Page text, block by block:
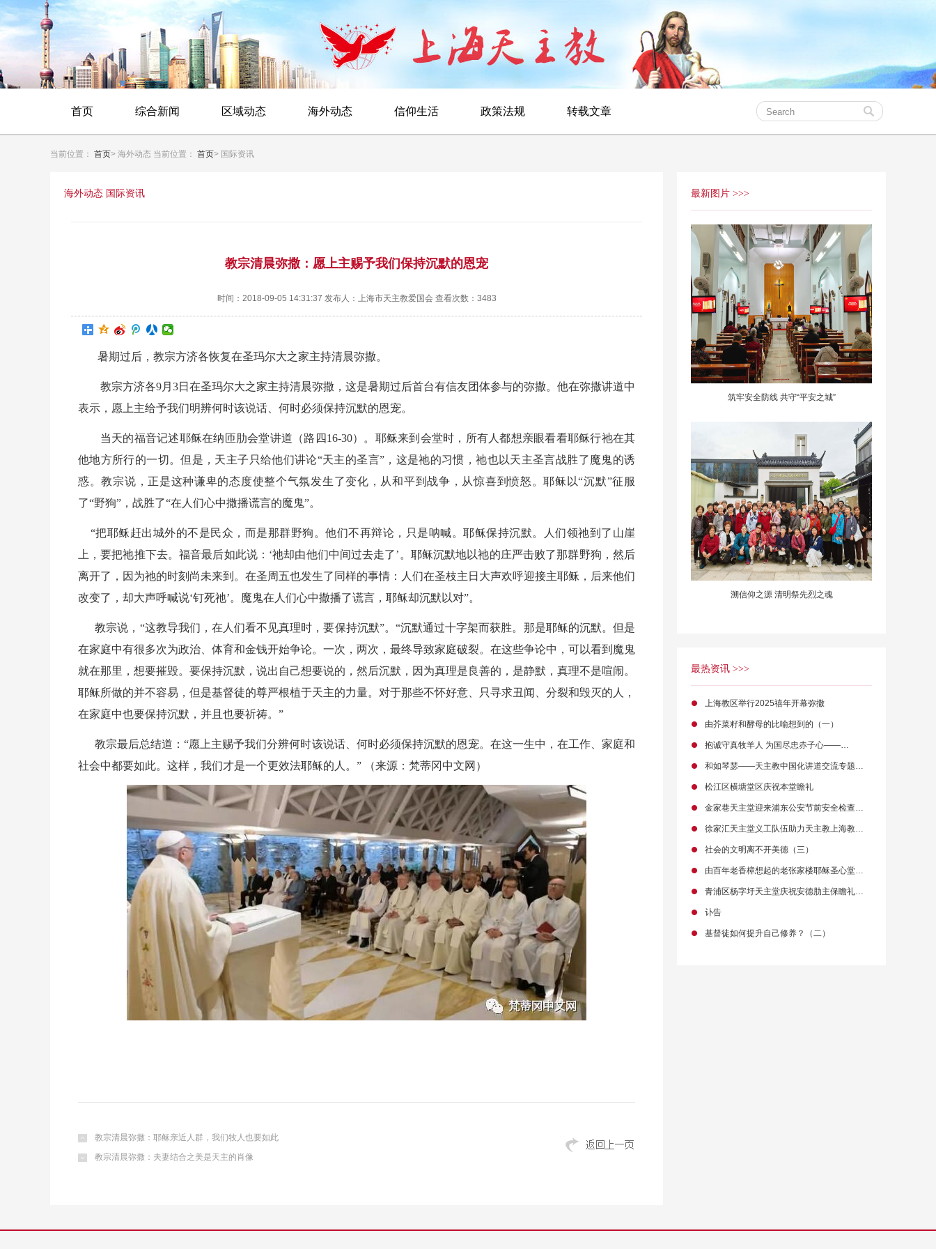
首页 综合新闻 区域动态 海外动态 信仰生活 政策法规 转载文章
当前位置： 首页> 海外动态 当前位置： 首页> 国际资讯
海外动态 国际资讯
教宗清晨弥撒：愿上主赐予我们保持沉默的恩宠
时间：2018-09-05 14:31:37 发布人：上海市天主教爱国会 查看次数：3483
暑期过后，教宗方济各恢复在圣玛尔大之家主持清晨弥撒。
教宗方济各9月3日在圣玛尔大之家主持清晨弥撒，这是暑期过后首台有信友团体参与的弥撒。他在弥撒讲道中
表示，愿上主给予我们明辨何时该说话、何时必须保持沉默的恩宠。
当天的福音记述耶稣在纳匝肋会堂讲道（路四16-30）。耶稣来到会堂时，所有人都想亲眼看看耶稣行祂在其
他地方所行的一切。但是，天主子只给他们讲论“天主的圣言”，这是祂的习惯，祂也以天主圣言战胜了魔鬼的诱
惑。教宗说，正是这种谦卑的态度使整个气氛发生了变化，从和平到战争，从惊喜到愤怒。耶稣以“沉默”征服
了“野狗”，战胜了“在人们心中撒播谎言的魔鬼”。
“把耶稣赶出城外的不是民众，而是那群野狗。他们不再辩论，只是呐喊。耶稣保持沉默。人们领祂到了山崖
上，要把祂推下去。福音最后如此说：‘祂却由他们中间过去走了’。耶稣沉默地以祂的庄严击败了那群野狗，然后
离开了，因为祂的时刻尚未来到。在圣周五也发生了同样的事情：人们在圣枝主日大声欢呼迎接主耶稣，后来他们
改变了，却大声呼喊说‘钉死祂’。魔鬼在人们心中撒播了谎言，耶稣却沉默以对”。
教宗说， “这教导我们，在人们看不见真理时，要保持沉默”。“沉默通过十字架而获胜。那是耶稣的沉默。但是
在家庭中有很多次为政治、体育和金钱开始争论。一次，两次，最终导致家庭破裂。在这些争论中，可以看到魔鬼
就在那里，想要摧毁。要保持沉默，说出自己想要说的，然后沉默，因为真理是良善的，是静默，真理不是喧闹。
耶稣所做的并不容易，但是基督徒的尊严根植于天主的力量。对于那些不怀好意、只寻求丑闻、分裂和毁灭的人，
在家庭中也要保持沉默，并且也要祈祷。”
教宗最后总结道：“愿上主赐予我们分辨何时该说话、何时必须保持沉默的恩宠。在这一生中，在工作、家庭和
社会中都要如此。这样，我们才是一个更效法耶稣的人。”
（来源：梵蒂冈中文网）
教宗清晨弥撒：耶稣亲近人群，我们牧人也要如此
教宗清晨弥撒：夫妻结合之美是天主的肖像
最新图片 >>>
筑牢安全防线 共守“平安之城”
溯信仰之源 清明祭先烈之魂
最热资讯 >>>
上海教区举行2025禧年开幕弥撒
由芥菜籽和酵母的比喻想到的（一）
抱诚守真牧羊人 为国尽忠赤子心——…
和如琴瑟——天主教中国化讲道交流专题…
松江区横塘堂区庆祝本堂瞻礼
金家巷天主堂迎来浦东公安节前安全检查…
徐家汇天主堂义工队伍助力天主教上海教…
社会的文明离不开美德（三）
由百年老香樟想起的老张家楼耶稣圣心堂…
青浦区杨字圩天主堂庆祝安德肋主保瞻礼…
讣告
基督徒如何提升自己修养？（二）